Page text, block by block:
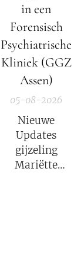
in een
Forensisch
Psychiatrische
Kliniek (GGZ
Assen)
05-08-2026
Nieuwe
Updates
gijzeling
Mariëtte